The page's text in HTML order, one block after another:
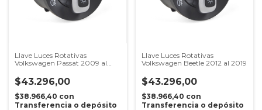
Llave Luces Rotativas
Volkswagen Passat 2009 al
$43.296,00
$38.966,40 con
Transferencia o depósito
Llave Luces Rotativas
Volkswagen Beetle 2012 al 2019
$43.296,00
$38.966,40 con
Transferencia o depósito